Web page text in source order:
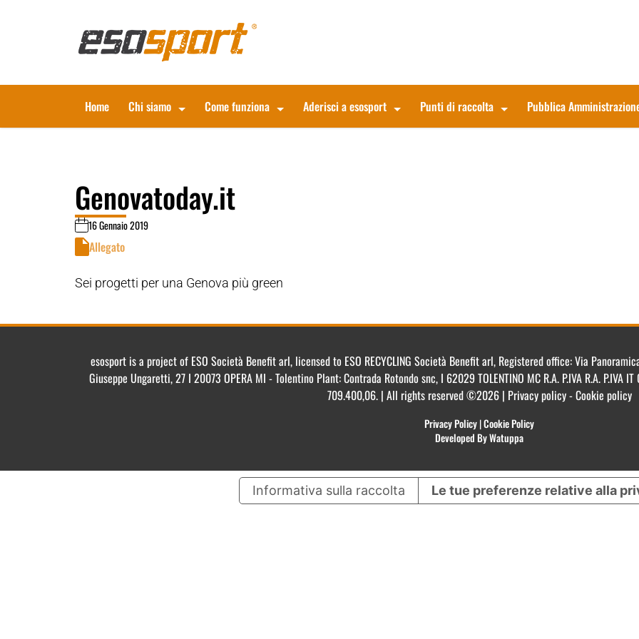
Home Chi siamo Come funziona Aderisci a esosport Punti di raccolta Pubblica
Genovatoday.it
16 Gennaio 2019
Allegato
Sei progetti per una Genova più green
esosport is a project of ESO Società Benefit arl, licensed to ESO RECYCLING Società Benefit arl, Registered office: Via
Giuseppe Ungaretti, 27 I 20073 OPERA MI - Tolentino Plant: Contrada Rotondo snc, I 62029 TOLENTINO MC R.A. P.IVA R.A.
709.400,06. | All rights reserved ©2026 | Privacy policy - Cookie policy
Privacy Policy|Cookie Policy
Developed By Watuppa
Informativa sulla raccolta Le tue preferenze relative alla